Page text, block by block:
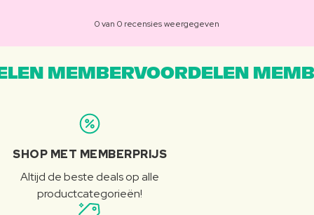
0 van 0 recensies weergegeven
MEMBERVOORDELEN
SHOP MET MEMBERPRIJS
Altijd de beste deals op alle
productcategorieën!